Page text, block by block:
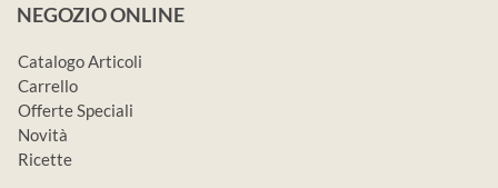
NEGOZIO ONLINE
Catalogo Articoli
Carrello
Offerte Speciali
Novità
Ricette